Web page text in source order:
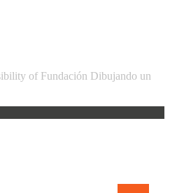
of Fundación Dibujando un